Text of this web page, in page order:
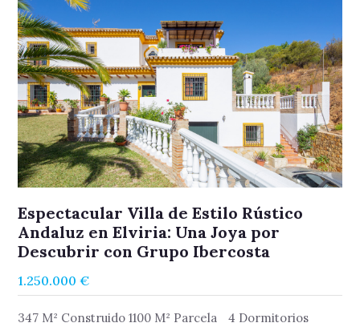
Espectacular Villa de Estilo Rústico
Andaluz en Elviria: Una Joya por
Descubrir con Grupo Ibercosta
1.250.000 €
347 M² Construido 1100 M² Parcela 4 Dormitorios